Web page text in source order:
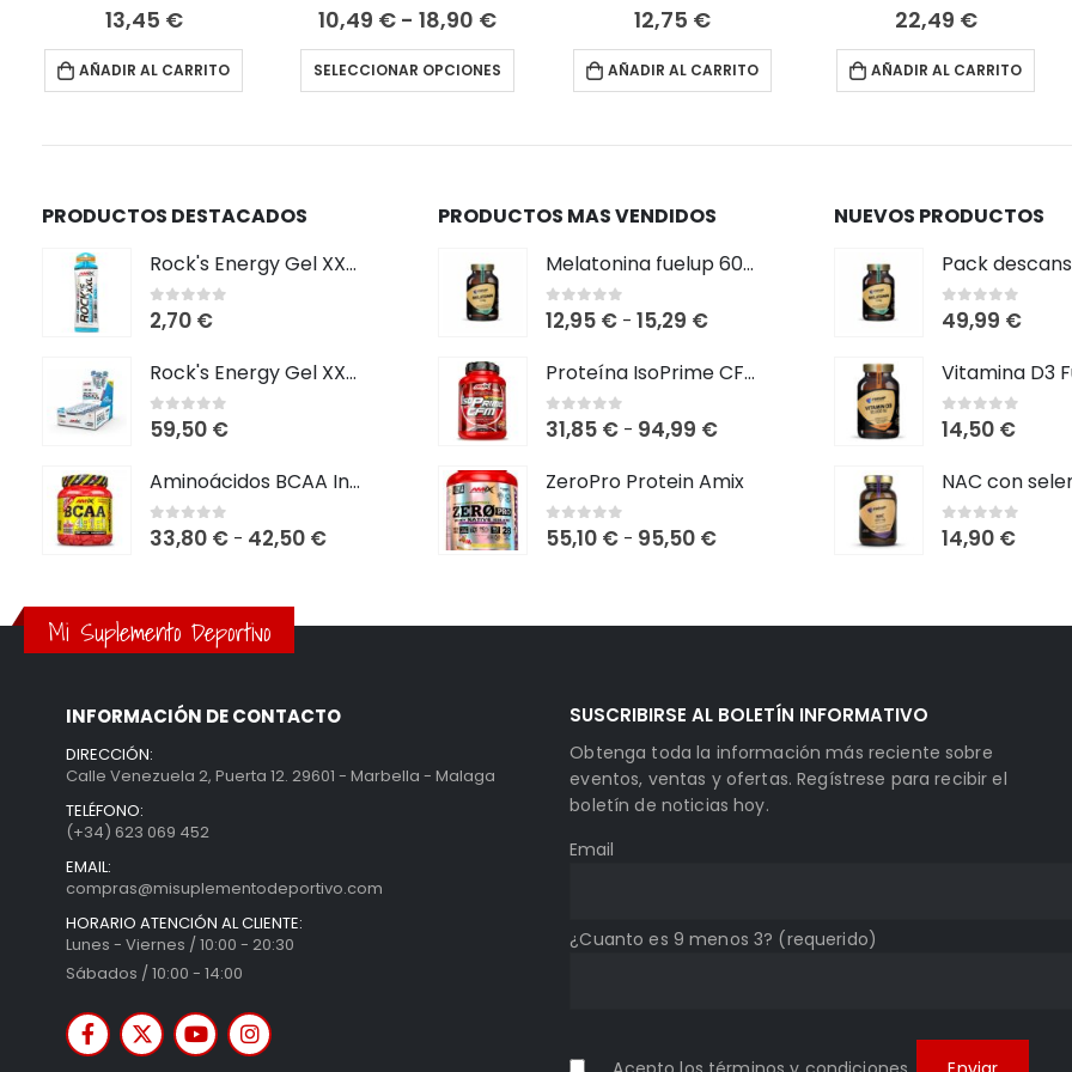
0out of 5
13,45 €
AÑADIR AL CARRITO
0 out of 5
10,49 € - 18,90 €Rango
precios:
desde
18,90 €
SELECCIONAR OPCIONES
Este producto tiene múltiples variantes. Las opciones se pueden elegir en la página de producto
0out of 5
12,75 €
AÑADIR AL CARRITO
0 out of 5
22,49 €
AÑADIR AL CARRITO
PRODUCTOS DESTACADOS
Rock's Energy Gel XXL Sin Cafeína 1 gel x 65 gr
0 out of 5
2,70 €
Rock's Energy Gel XXL Sin Cafeína 24 x 65 gr
0out of 5
59,50 €
Aminoácidos BCAA Instantized
0out of 5
33,80 € - 42,50 €Rango
desde
42,50 €
PRODUCTOS MAS VENDIDOS
Melatonina fuelup 60 cápsulas
0out of 5
12,95 € - 15,29 €Rango
precios:
12,95 €
15,29 €
Proteína IsoPrime CFM Isolate
0out of 5
31,85 € - 94,99 €Rango
precios:
ZeroPro Protein Amix
0out of 5
55,10 € - 95,50 €Rango
desde
95,50 €
NUEVOS PRODUCTOS
0out of 5
49,99 €
0 out of 5
14,50 €
0 out of 5
14,90 €
Mi Suplemento Deportivo
INFORMACIÓN DE CONTACTO
DIRECCIÓN:
Calle Venezuela 2, Puerta 12. 29601 - Marbella - Malaga
TELÉFONO:
(+34) 623 069 452
EMAIL:
compras@misuplementodeportivo.com
HORARIO ATENCIÓN AL CLIENTE:
Lunes - Viernes / 10:00 - 20:30
Sábados / 10:00 - 14:00
SUSCRIBIRSE AL BOLETÍN INFORMATIVO
Obtenga toda la información más reciente sobre
eventos, ventas y ofertas. Regístrese para recibir el
boletín de noticias hoy.
Email
¿Cuanto es 9 menos 3? (requerido)